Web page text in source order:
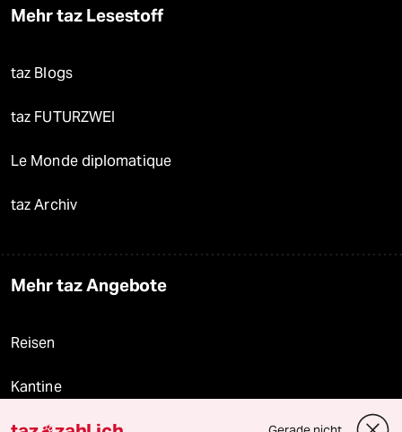
Mehr taz Lesestoff
taz Blogs
taz FUTURZWEI
Le Monde diplomatique
taz Archiv
Mehr taz Angebote
Reisen
Kantine